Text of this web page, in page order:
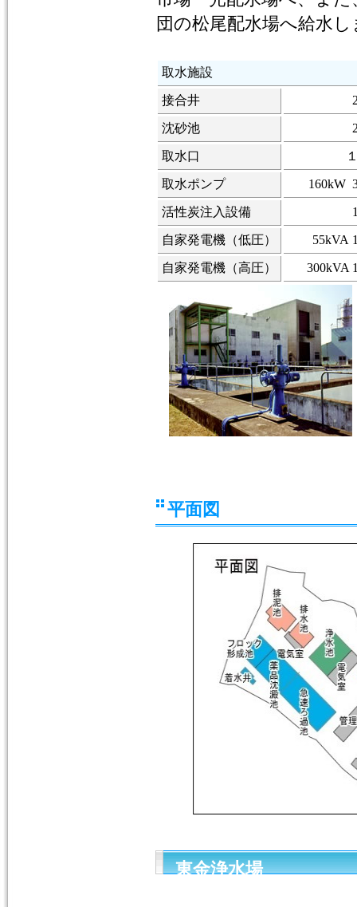
団の松尾配水場へ給水
取水施設
接合井
沈砂池
取水口
取水ポンプ 160kW
活性炭注入設備
自家発電機（低圧） 55kVA
自家発電機（高圧） 300kVA
平面図
東金浄水場